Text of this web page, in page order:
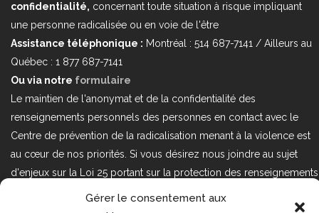
Gérer le consentement aux
confidentialité, concernant toute situation à risque impliquant
une personne radicalisée ou en voie de l'être
Assistance téléphonique : Montréal : 514 687-7141 / Ailleurs au
Québec : 1 877 687-7141
Ou via notre formulaire
Le maintien de l'anonymat et de la confidentialité des
renseignements personnels des personnes en contact avec le
Centre de prévention de la radicalisation menant à la violence est
au cœur de nos priorités. Si vous désirez nous joindre au sujet
d'enjeux sur la Loi 25 portant sur la protection des renseignements
personnels dans le secteur privé, veuillez communiquer avec
nous à l'adresse courriel suivant : loi25@cprmv.org Pour en savoir